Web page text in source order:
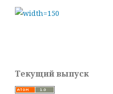
Текущий выпуск